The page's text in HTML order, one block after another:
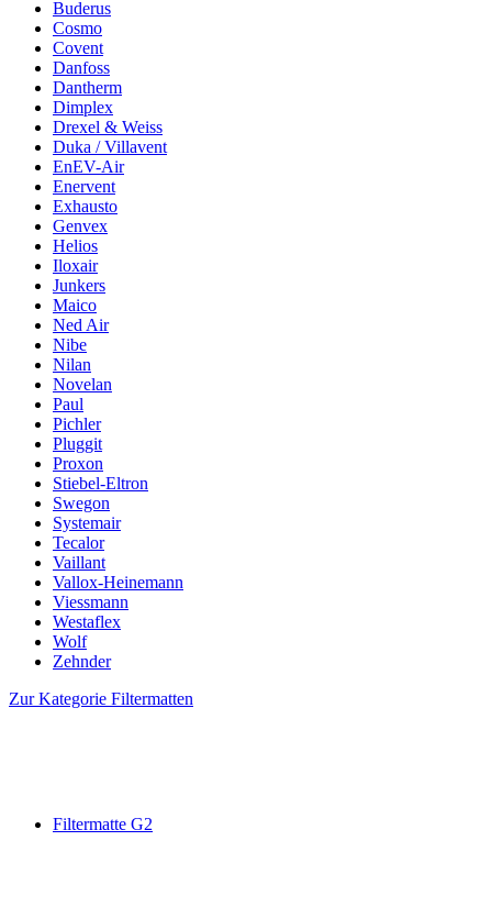
Buderus
Cosmo
Covent
Danfoss
Dantherm
Dimplex
Drexel & Weiss
Duka / Villavent
EnEV-Air
Enervent
Exhausto
Genvex
Helios
Iloxair
Junkers
Maico
Ned Air
Nibe
Nilan
Novelan
Paul
Pichler
Pluggit
Proxon
Stiebel-Eltron
Swegon
Systemair
Tecalor
Vaillant
Vallox-Heinemann
Viessmann
Westaflex
Wolf
Zehnder
Zur Kategorie Filtermatten
Filtermatte G2